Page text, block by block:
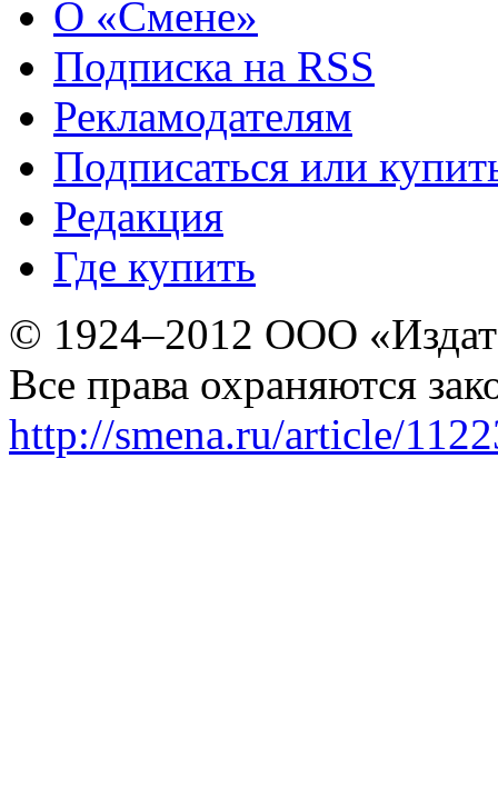
О «Смене»
Подписка на RSS
Рекламодателям
Подписаться или
Редакция
Где купить
© 1924–2012 ООО
Все права охраняются
http://smena.ru/article/